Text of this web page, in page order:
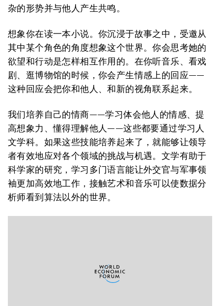
杂的形势并与他人产生共鸣。
想象你在读一本小说。你沉浸于故事之中，受邀从
其中某个角色的角度想象这个世界。你会思考她的
欲望和行动是怎样相互作用的。在你听音乐、看戏
剧、逛博物馆的时候，你会产生情感上的回应——
这种回应会把你和他人、和新的视角联系起来。
我们培养自己的情商——学习体会他人的情感、提
高想象力、懂得理解他人——这些都要通过学习人
文学科。如果这些技能培养起来了，就能够让领导
者有效地应对各个领域的挑战与机遇。文学有助于
科学家的研究，学习多门语言能让外交官与军事领
袖更加高效地工作，接触艺术和音乐可以使数据分
析师看到算法以外的世界。